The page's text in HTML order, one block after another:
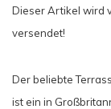
Dieser Artikel wird
versendet!
Der beliebte
ist ein in